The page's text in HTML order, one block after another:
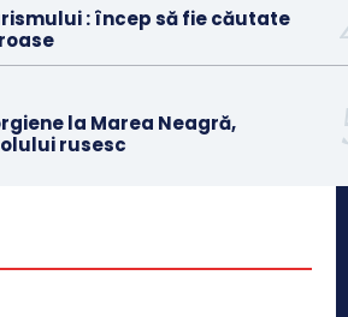
: încep să fie căutate
la Marea Neagră,
rusesc